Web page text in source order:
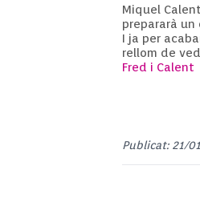
Miquel
prepararà
I ja per
rellom de
Fred i Calent
Publicat: 21/